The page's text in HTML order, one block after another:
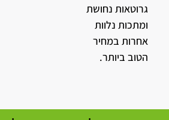
גרוטאות נחושת
ומתכות נלוות
אחרות במחיר
הטוב ביותר.